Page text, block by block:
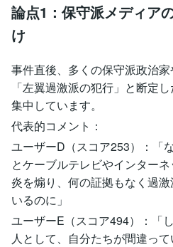
論点1：保守派メディア
け
事件直後、多くの保守派政治
「左翼過激派の犯行」と断定
集中しています。
代表的コメント：
ユーザーD（スコア253）：「
とケーブルテレビやインター
炎を煽り、何の証拠もなく過
いるのに」
ユーザーE（スコア494）：「
人として、自分たちが間違っ